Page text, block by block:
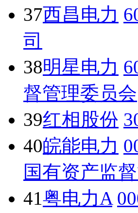
37西昌电力
司
38明星电力
督管理委员会
39红相股份
40皖能电力
国有资产监
41粤电力A